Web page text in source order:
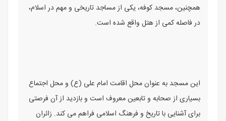
همچنین، مسجد کوفه، یکی از مساجد تاریخی و مهم در اسلام،
در فاصله کمی از هتل واقع شده است.
این مسجد به عنوان محل اقامت امام علی (ع) و محل اجتماع
بسیاری از صحابه و تابعین معروف است و بازدید از آن فرصتی
برای آشنایی با تاریخ و فرهنگ اسلامی فراهم می کند. زائران